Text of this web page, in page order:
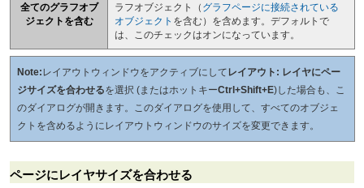
全てのグラフオブ
ジェクトを含む
ラフオブジェクト（ グラフページに接続されている
オブジェクト を含む）を含めます。デフォルトで
は、このチェックはオンになっています。
Note:レイアウトウィンドウをアクティブにしてレイアウト: レイヤにペー
ジサイズを合わせるを選択 (またはホットキーCtrl+Shift+E)した場合も、こ
のダイアログが開きます。このダイアログを使用して、すべてのオブジェ
クトを含めるようにレイアウトウィンドウのサイズを変更できます。
ページにレイヤサイズを合わせる